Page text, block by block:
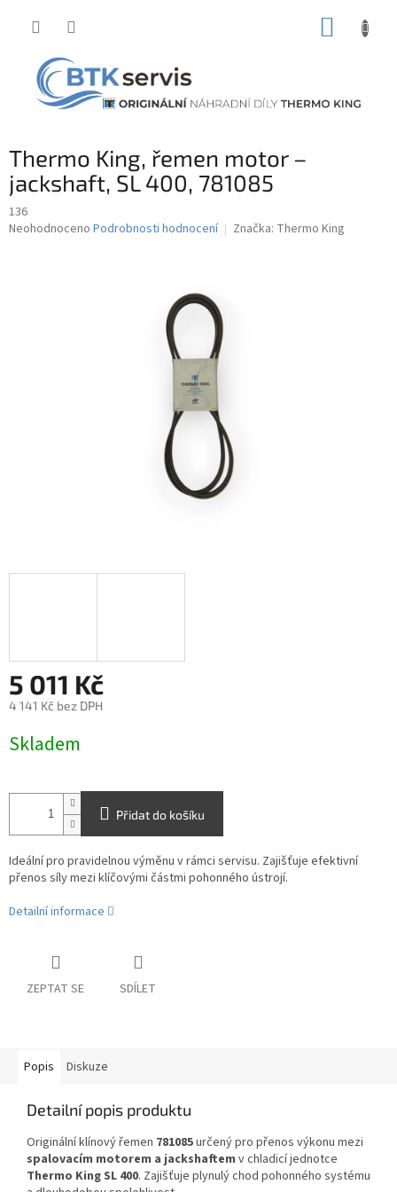
Thermo King, řemen motor –
jackshaft, SL 400, 781085
136
Průměrné
Neohodnoceno Podrobnosti hodnocení Značka: Thermo King
5 011 Kč
4 141 Kč bez DPH
cena:
Skladem
Přidat do košíku
Ideální pro pravidelnou výměnu v rámci servisu. Zajišťuje efektivní
přenos síly mezi klíčovými částmi pohonného ústrojí.
Detailní informace
ZEPTAT SE SDÍLET
Popis Diskuze
Detailní popis produktu
Originální klínový řemen 781085určený pro přenos výkonu mezi
spalovacím motorem a jackshaftem v chladicí jednotce
Thermo King SL 400. Zajišťuje plynulý chod pohonného systému